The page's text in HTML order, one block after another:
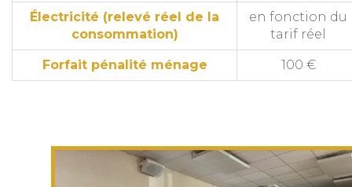
Électricité (relevé réel de la
consommation)
en fonction du
tarif réel
Forfait pénalité ménage 100 €